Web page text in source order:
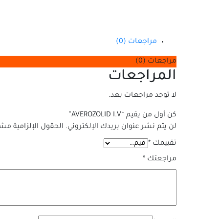
مراجعات (0)
مراجعات (0)
المراجعات
لا توجد مراجعات بعد.
كن أول من يقيم “AVEROZOLID I.V”
لن يتم نشر عنوان بريدك الإلكتروني. الحقول الإلزامية
تقييمك *
مراجعتك *